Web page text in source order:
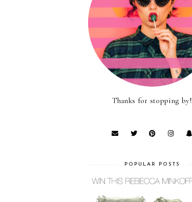
Thanks for stopping by!
POPULAR POSTS